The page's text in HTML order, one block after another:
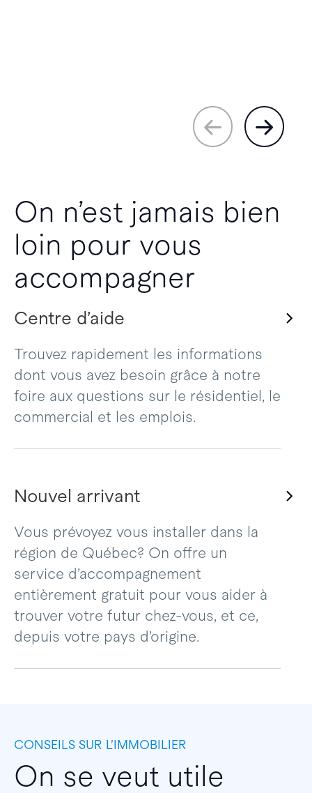
On n’est jamais bien
loin pour vous
accompagner
Centre d’aide
Trouvez rapidement les informations
dont vous avez besoin grâce à notre
foire aux questions sur le résidentiel, le
commercial et les emplois.
Nouvel arrivant
Vous prévoyez vous installer dans la
région de Québec? On offre un
service d’accompagnement
entièrement gratuit pour vous aider à
trouver votre futur chez-vous, et ce,
depuis votre pays d’origine.
CONSEILS SUR L’IMMOBILIER
On se veut utile